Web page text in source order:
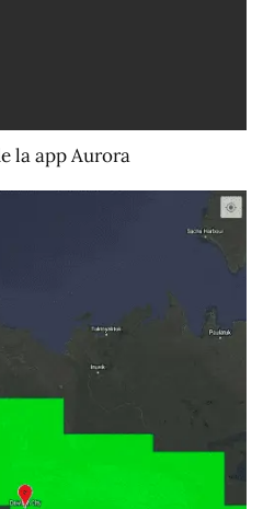
la app Aurora